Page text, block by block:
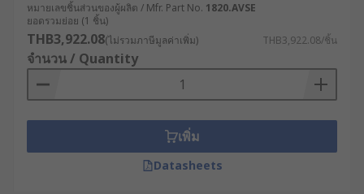
หมายเลขชิ้นส่วนของผู้ผลิต / Mfr. Part No. 1820.AVSE
ยอดรวมย่อย (1 ชิ้น)
THB3,922.08(ไม่รวมภาษีมูลค่าเพิ่ม) THB3,922.08/ชิ้น
จำนวน / Quantity
เพิ่ม
Datasheets